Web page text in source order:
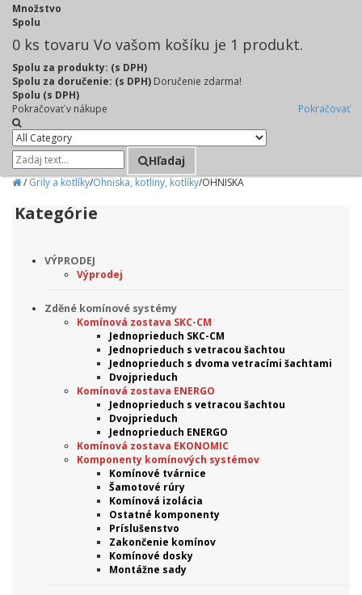
Množstvo
Spolu
0 ks tovaru Vo vašom košíku je 1 produkt.
Spolu za produkty: (s DPH)
Spolu za doručenie: (s DPH) Doručenie zdarma!
Spolu (s DPH)
Pokračovať v nákupe
Pokračovať
Hľadaj
/ Grily a kotlíky/Ohniska, kotliny, kotlíky/OHNISKA
Kategórie
VÝPRODEJ
Výprodej
Zděné komínové systémy
Komínová zostava SKC-CM
Jednoprieduch SKC-CM
Jednoprieduch s vetracou šachtou
Jednoprieduch s dvoma vetracími šachtami
Dvojprieduch
Komínová zostava ENERGO
Jednoprieduch s vetracou šachtou
Dvojprieduch
Jednoprieduch ENERGO
Komínová zostava EKONOMIC
Komponenty komínových systémov
Komínové tvárnice
Šamotové rúry
Komínová izolácia
Ostatné komponenty
Príslušenstvo
Zakončenie komínov
Komínové dosky
Montážne sady